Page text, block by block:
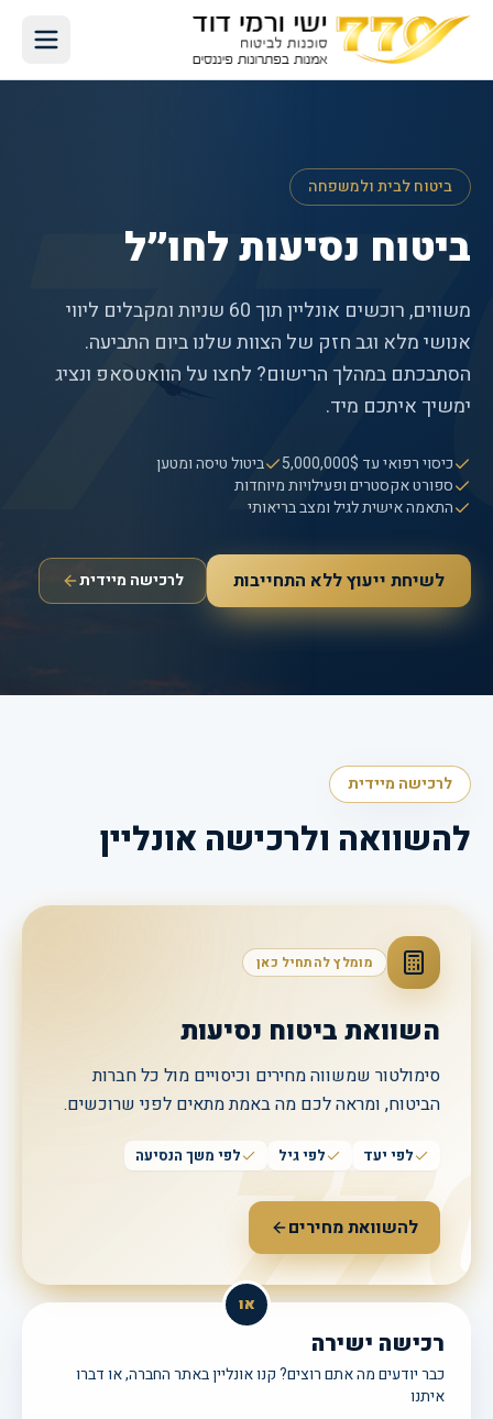
ביטוח לבית ולמשפחה
ביטוח נסיעות לחו״ל
משווים, רוכשים אונליין תוך 60 שניות ומקבלים ליווי
אנושי מלא וגב חזק של הצוות שלנו ביום התביעה.
הסתבכתם במהלך הרישום? לחצו על הוואטסאפ ונציג
ימשיך איתכם מיד.
כיסוי רפואי עד 5,000,000$
ביטול טיסה ומטען
ספורט אקסטרים ופעילויות מיוחדות
התאמה אישית לגיל ומצב בריאותי
לשיחת ייעוץ ללא התחייבות לרכישה מיידית
לרכישה מיידית
להשוואה ולרכישה אונליין
מומלץ להתחיל כאן
השוואת ביטוח נסיעות
סימולטור שמשווה מחירים וכיסויים מול כל חברות
הביטוח, ומראה לכם מה באמת מתאים לפני שרוכשים.
לפי יעד לפי גיל לפי משך הנסיעה
להשוואת מחירים
או
רכישה ישירה
כבר יודעים מה אתם רוצים? קנו אונליין באתר החברה, או דברו
איתנו